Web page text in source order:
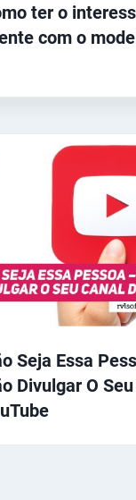
ter o
com o
Seja Essa
Divulgar O